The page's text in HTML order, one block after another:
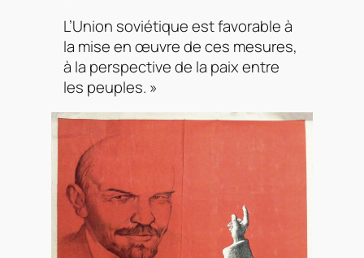
L’Union soviétique est favorable à
la mise en œuvre de ces mesures,
à la perspective de la paix entre
les peuples. »